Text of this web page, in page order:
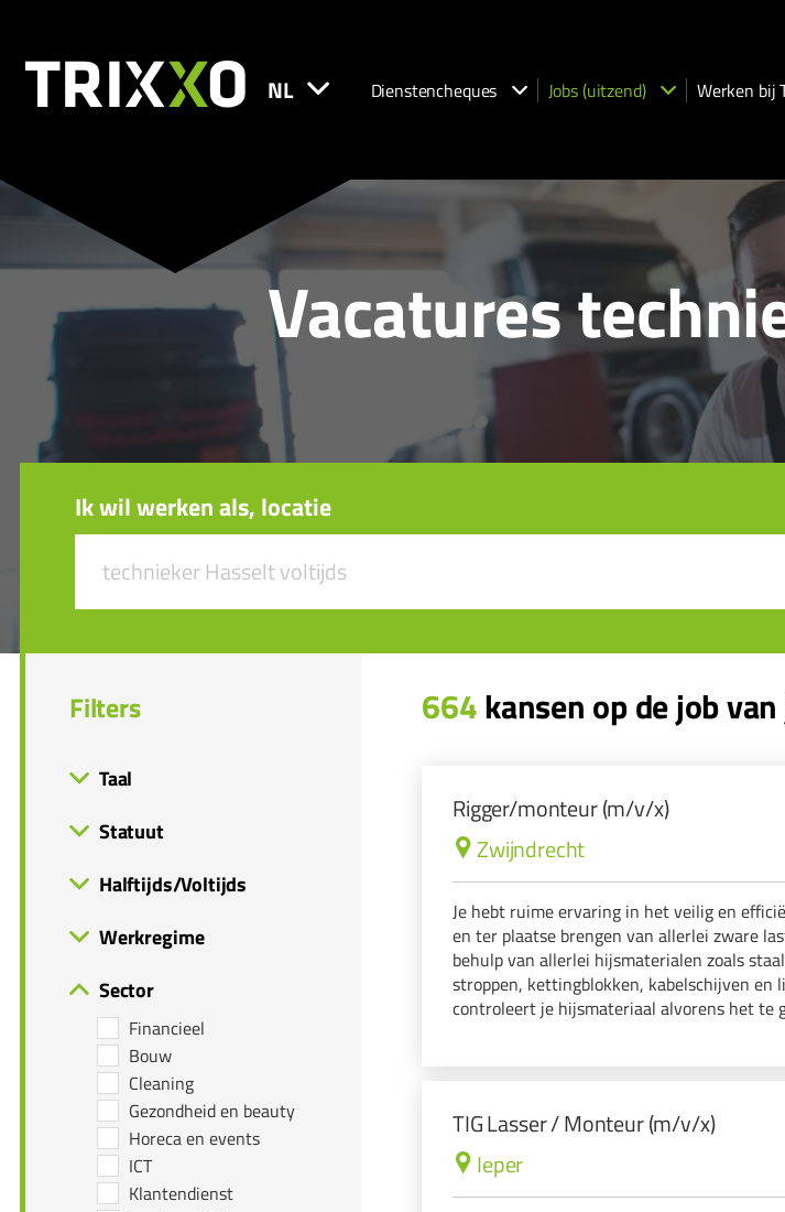
NL Dienstencheques Jobs (uitzend) Werken bij
Vacatures
Ik wil werken als, locatie
Filters
Taal
Statuut
Halftijds/Voltijds
Werkregime
Sector
Financieel
Bouw
Cleaning
Gezondheid en beauty
Horeca en events
ICT
Klantendienst
664kansen op de job
Rigger/monteur (m/v/x)
Zwijndrecht
Je hebt ruime ervaring in het veilig en
en ter plaatse brengen van allerlei zware
behulp van allerlei hijsmaterialen zoals
stroppen, kettingblokken, kabelschijven en
controleert je hijsmateriaal alvorens het te
TIG Lasser / Monteur (m/v/x)
Ieper